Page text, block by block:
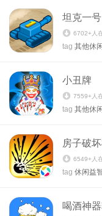
坦克一号
6702+人
tag 其他休
小丑牌
7559+人
tag 其他休
房子破
6549+人
tag 休闲益
喝酒神